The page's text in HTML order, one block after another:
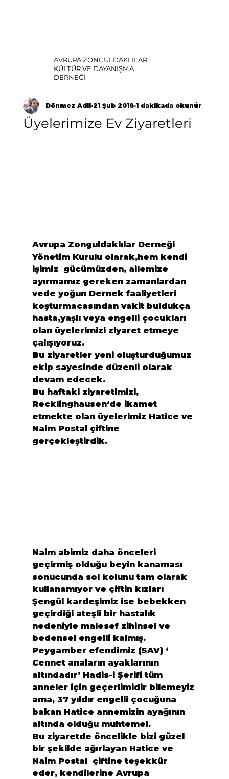
AVRUPA ZONGULDAKLILAR
KÜLTÜR VE DAYANIŞMA
DERNEĞİ
Üyelerimize Ev Ziyaretleri
Dönmez Adil 21 Şub 2018 1 dakikada okunur
Avrupa Zonguldaklılar Derneği
Yönetim Kurulu olarak,hem kendi
işimiz  gücümüzden, ailemize
ayırmamız gereken zamanlardan
vede yoğun Dernek faaliyetleri
koşturmacasından vakit buldukça
hasta,yaşlı veya engelli çocukları
olan üyelerimizi ziyaret etmeye
çalışıyoruz.
Bu ziyaretler yeni oluşturduğumuz
ekip sayesinde düzenli olarak
devam edecek.
Bu haftaki ziyaretimizi,
Recklinghausen‘de ikamet
etmekte olan üyelerimiz Hatice ve
Naim Postal çiftine
gerçekleştirdik.
Naim abimiz daha önceleri
geçirmiş olduğu beyin kanaması
sonucunda sol kolunu tam olarak
kullanamıyor ve çiftin kızları
Şengül kardeşimiz ise bebekken
geçirdiği ateşli bir hastalık
nedeniyle malesef zihinsel ve
bedensel engelli kalmış.
Peygamber efendimiz (SAV) ‘
Cennet anaların ayaklarının
altındadır’ Hadis-i Şerifi tüm
anneler için geçerlimidir bilemeyiz
ama, 37 yıldır engelli çocuğuna
bakan Hatice annemizin ayağının
altında olduğu muhtemel.
Bu ziyaretde öncelikle bizi güzel
bir şekilde ağırlayan Hatice ve
Naim Postal çiftine teşekkür
eder, kendilerine Avrupa